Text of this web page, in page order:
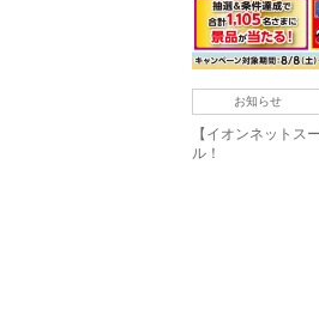
お知らせ
【イオンネットス
ル！